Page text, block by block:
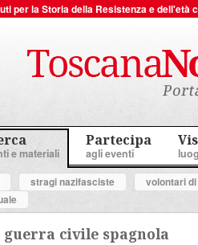
per la Storia della Resistenza e dell'età
e materiali
Partecipa
agli eventi
stragi nazifasciste volontari di
civile spagnola